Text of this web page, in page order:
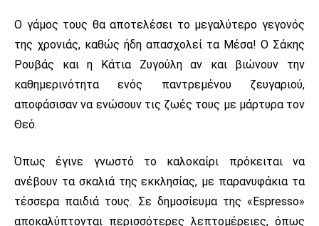
Ο γάμος τους θα αποτελέσει το μεγαλύτερο γεγονός
της χρονιάς, καθώς ήδη απασχολεί τα Μέσα! Ο Σάκης
Ρουβάς και η Κάτια Ζυγούλη αν και βιώνουν την
καθημερινότητα ενός παντρεμένου ζευγαριού,
αποφάσισαν να ενώσουν τις ζωές τους με μάρτυρα τον
Θεό.
Όπως έγινε γνωστό το καλοκαίρι πρόκειται να
ανέβουν τα σκαλιά της εκκλησίας, με παρανυφάκια τα
τέσσερα παιδιά τους. Σε δημοσίευμα της «Espresso»
αποκαλύπτονται περισσότερες λεπτομέρειες, όπως